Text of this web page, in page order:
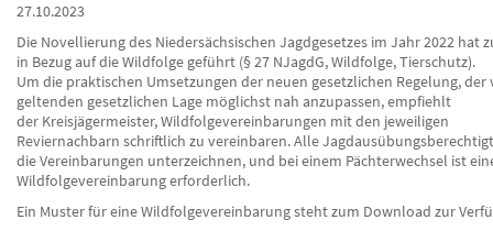
27.10.2023
Die Novellierung des Niedersächsischen Jagdgesetzes im Jahr 2022 hat
in Bezug auf die Wildfolge geführt (§ 27 NJagdG, Wildfolge, Tierschutz).
Um die praktischen Umsetzungen der neuen gesetzlichen Regelung, der
geltenden gesetzlichen Lage möglichst nah anzupassen, empfiehlt
der Kreisjägermeister, Wildfolgevereinbarungen mit den jeweiligen
Reviernachbarn schriftlich zu vereinbaren. Alle
die Vereinbarungen unterzeichnen, und bei einem Pächterwechsel ist
Wildfolgevereinbarung erforderlich.
Ein Muster für eine Wildfolgevereinbarung steht zum Download zur